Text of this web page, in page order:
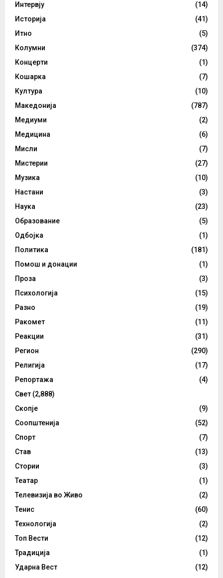
Интервју
(14)
Историја
(41)
Итно
(5)
Колумни
(374)
Концерти
(1)
Кошарка
(7)
Култура
(10)
Македонија
(787)
Медиуми
(2)
Медицина
(6)
Мисли
(7)
Мистерии
(27)
Музика
(10)
Настани
(3)
Наука
(23)
Образование
(5)
Одбојка
(1)
Политика
(181)
Помош и донации
(1)
Проза
(3)
Психологија
(15)
Разно
(19)
Ракомет
(11)
Реакции
(31)
Регион
(290)
Религија
(17)
Репортажа
(4)
Свет (2,888)
Скопје
(9)
Соопштенија
(52)
Спорт
(7)
Став
(13)
Стории
(3)
Театар
(1)
Телевизија во Живо
(2)
Тенис
(60)
Технологија
(2)
Топ Вести
(12)
Традиција
(1)
Ударна Вест
(12)